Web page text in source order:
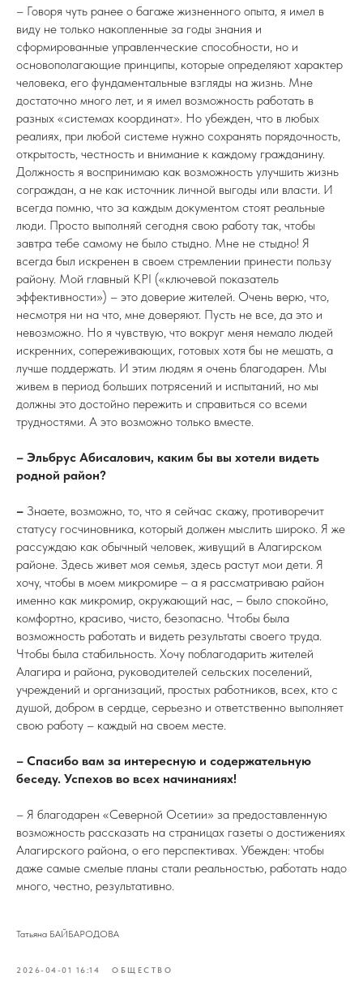
– Говоря чуть ранее о багаже жизненного опыта, я имел в
виду не только накопленные за годы знания и
сформированные управленческие способности, но и
основополагающие принципы, которые определяют характер
человека, его фундаментальные взгляды на жизнь. Мне
достаточно много лет, и я имел возможность работать в
разных «системах координат». Но убежден, что в любых
реалиях, при любой системе нужно сохранять порядочность,
открытость, честность и внимание к каждому гражданину.
Должность я воспринимаю как возможность улучшить жизнь
сограждан, а не как источник личной выгоды или власти. И
всегда помню, что за каждым документом стоят реальные
люди. Просто выполняй сегодня свою работу так, чтобы
завтра тебе самому не было стыдно. Мне не стыдно! Я
всегда был искренен в своем стремлении принести пользу
району. Мой главный KPI («ключевой показатель
эффективности») – это доверие жителей. Очень верю, что,
несмотря ни на что, мне доверяют. Пусть не все, да это и
невозможно. Но я чувствую, что вокруг меня немало людей
искренних, сопереживающих, готовых хотя бы не мешать, а
лучше поддержать. И этим людям я очень благодарен. Мы
живем в период больших потрясений и испытаний, но мы
должны это достойно пережить и справиться со всеми
трудностями. А это возможно только вместе.
– Эльбрус Абисалович, каким бы вы хотели видеть
родной район?
– Знаете, возможно, то, что я сейчас скажу, противоречит
статусу госчиновника, который должен мыслить широко. Я же
рассуждаю как обычный человек, живущий в Алагирском
районе. Здесь живет моя семья, здесь растут мои дети. Я
хочу, чтобы в моем микромире – а я рассматриваю район
именно как микромир, окружающий нас, – было спокойно,
комфортно, красиво, чисто, безопасно. Чтобы была
возможность работать и видеть результаты своего труда.
Чтобы была стабильность. Хочу поблагодарить жителей
Алагира и района, руководителей сельских поселений,
учреждений и организаций, простых работников, всех, кто с
душой, добром в сердце, серьезно и ответственно выполняет
свою работу – каждый на своем месте.
– Спасибо вам за интересную и содержательную
беседу. Успехов во всех начинаниях!
– Я благодарен «Северной Осетии» за предоставленную
возможность рассказать на страницах газеты о достижениях
Алагирского района, о его перспективах. Убежден: чтобы
даже самые смелые планы стали реальностью, работать надо
много, честно, результативно.
Татьяна БАЙБАРОДОВА
2026-04-01 16:14 ОБЩЕСТВО